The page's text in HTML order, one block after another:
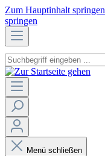
Zum Hauptinhalt springen
springen
Menü schließen